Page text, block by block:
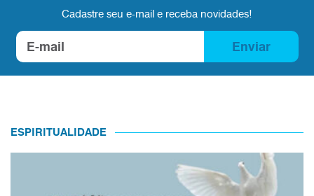
Cadastre seu e-mail e receba novidades!
Enviar
ESPIRITUALIDADE